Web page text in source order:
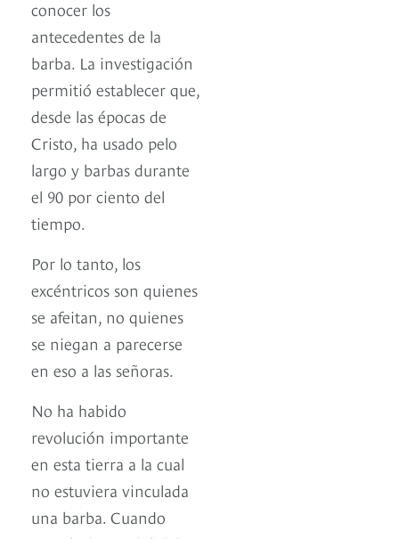
conocer los
antecedentes de la
barba. La investigación
permitió establecer que,
desde las épocas de
Cristo, ha usado pelo
largo y barbas durante
el 90 por ciento del
tiempo.
Por lo tanto, los
excéntricos son quienes
se afeitan, no quienes
se niegan a parecerse
en eso a las señoras.
No ha habido
revolución importante
en esta tierra a la cual
no estuviera vinculada
una barba. Cuando